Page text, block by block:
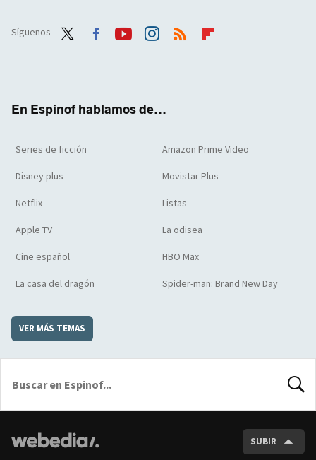
Síguenos
En Espinof hablamos de...
Series de ficción Amazon Prime Video
Disney plus Movistar Plus
Netflix Listas
Apple TV La odisea
Cine español HBO Max
La casa del dragón Spider-man: Brand New Day
VER MÁS TEMAS
SUBIR